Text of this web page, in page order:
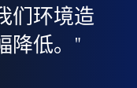
们环境造
降低。"